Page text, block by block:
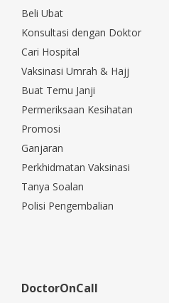
Beli Ubat
Konsultasi dengan Doktor
Cari Hospital
Vaksinasi Umrah & Hajj
Buat Temu Janji
Permeriksaan Kesihatan
Promosi
Ganjaran
Perkhidmatan Vaksinasi
Tanya Soalan
Polisi Pengembalian
DoctorOnCall